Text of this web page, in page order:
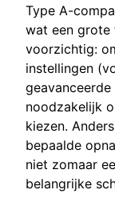
Type A-
wat een grote
voorzichtig:
instellingen
noodzakelijk
kiezen.
bepaalde
niet zomaar
belangrijke